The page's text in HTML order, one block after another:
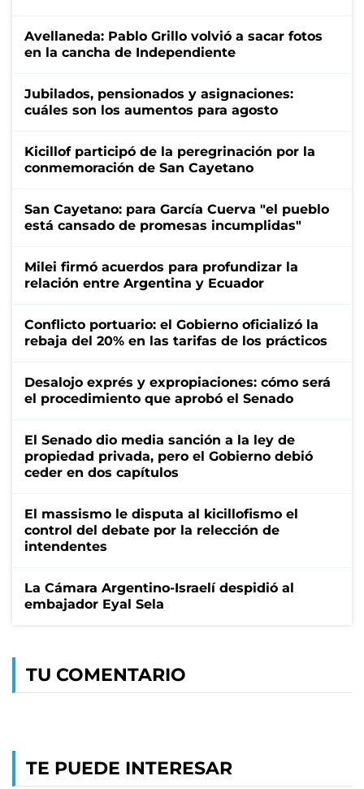
Avellaneda: Pablo Grillo volvió a sacar fotos
en la cancha de Independiente
Jubilados, pensionados y asignaciones:
cuáles son los aumentos para agosto
Kicillof participó de la peregrinación por la
conmemoración de San Cayetano
San Cayetano: para García Cuerva "el pueblo
está cansado de promesas incumplidas"
Milei firmó acuerdos para profundizar la
relación entre Argentina y Ecuador
Conflicto portuario: el Gobierno oficializó la
rebaja del 20% en las tarifas de los prácticos
Desalojo exprés y expropiaciones: cómo será
el procedimiento que aprobó el Senado
El Senado dio media sanción a la ley de
propiedad privada, pero el Gobierno debió
ceder en dos capítulos
El massismo le disputa al kicillofismo el
control del debate por la relección de
intendentes
La Cámara Argentino-Israelí despidió al
embajador Eyal Sela
TU COMENTARIO
TE PUEDE INTERESAR